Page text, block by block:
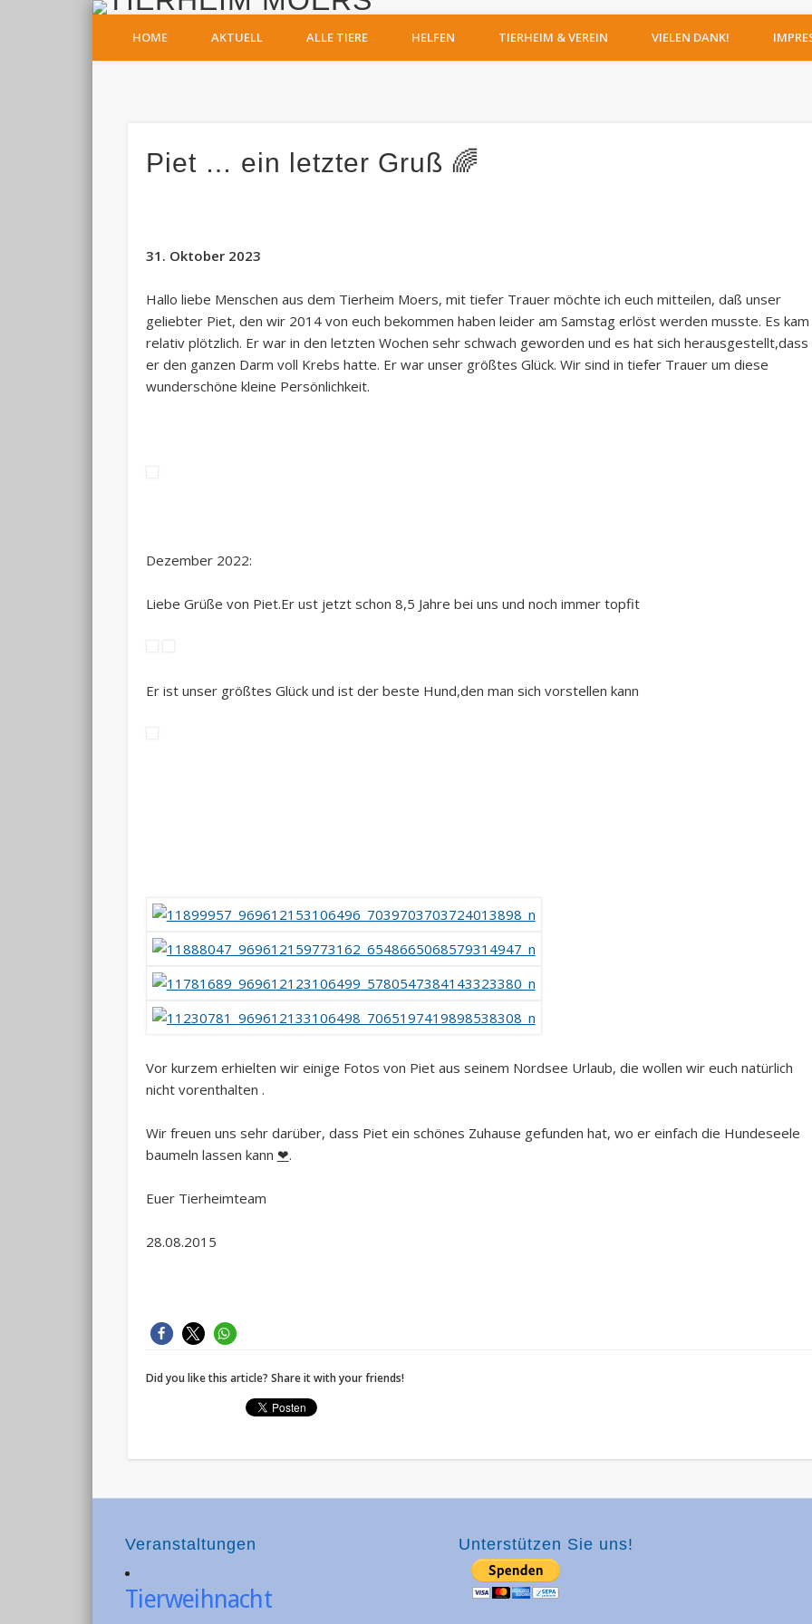
HOME AKTUELL ALLE TIERE HELFEN TIERHEIM & VEREIN VIELEN DANK!
Piet … ein letzter Gruß 🌈
31. Oktober 2023
Hallo liebe Menschen aus dem Tierheim Moers, mit tiefer Trauer möchte ich euch mitteilen, daß unser
geliebter Piet, den wir 2014 von euch bekommen haben leider am Samstag erlöst werden musste. Es kam
relativ plötzlich. Er war in den letzten Wochen sehr schwach geworden und es hat sich herausgestellt,dass
er den ganzen Darm voll Krebs hatte. Er war unser größtes Glück. Wir sind in tiefer Trauer um diese
wunderschöne kleine Persönlichkeit.
Dezember 2022:
Liebe Grüße von Piet.Er ust jetzt schon 8,5 Jahre bei uns und noch immer topfit
Er ist unser größtes Glück und ist der beste Hund,den man sich vorstellen kann
Vor kurzem erhielten wir einige Fotos von Piet aus seinem Nordsee Urlaub, die wollen wir euch natürlich
nicht vorenthalten .
Wir freuen uns sehr darüber, dass Piet ein schönes Zuhause gefunden hat, wo er einfach die Hundeseele
baumeln lassen kann ❤.
Euer Tierheimteam
28.08.2015
Did you like this article? Share it with your friends!
Veranstaltungen
Tierweihnacht
Unterstützen Sie uns!